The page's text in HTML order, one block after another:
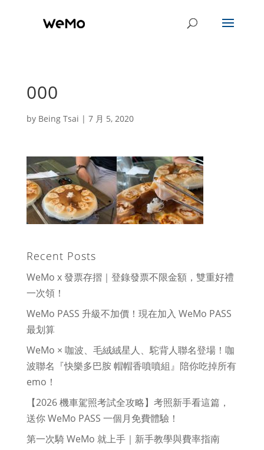
000
by Being Tsai | 7 月 5, 2020
Recent Posts
WeMo x 發票存摺｜登錄發票不限金額，雙重好禮
一次領！
WeMo PASS 升級不加價！現在加入 WeMo PASS
最划算
WeMo × 咖波、毛絨絨星人、駝背人聯名登場！咖
波聯名『快樂多巴胺 帽帽香噴噴組』陪你吃掉所有
emo！
【2026 機車駕照考試全攻略】考照新手看這篇，
送你 WeMo PASS 一個月免費體驗！
第一次騎 WeMo 就上手｜新手教學與費率指南